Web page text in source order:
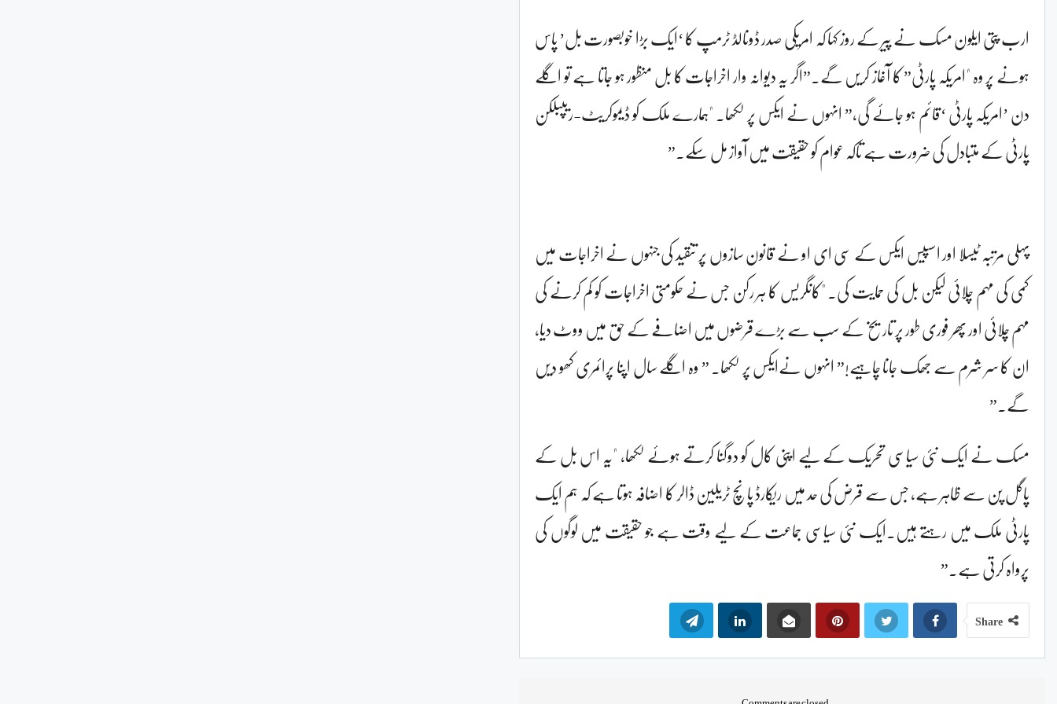
ارب پتی ایلون مسک نے پیر کے روز کہا کہ امریکی صدر ڈونالڈ ٹرمپ کا ‘ایک بڑا خوبصورت بل’ پاس
ہونے پر وہ "امریکہ پارٹی” کا آغاز کریں گے۔”اگر یہ دیوانہ وار اخراجات کا بل منظور ہو جاتا ہے تو اگلے
دن ’امریکہ پارٹی ‘قائم ہو جائے گی،” انہوں نے ایکس پر لکھا۔ "ہمارے ملک کو ڈیموکریٹ-ریپبلکن
پارٹی کے متبادل کی ضرورت ہے تاکہ عوام کو حقیقت میں آواز مل سکے۔”
پہلی مرتبہ ٹیسلا اور اسپیس ایکس کے سی ای او نے قانون سازوں پر تنقید کی جنہوں نے اخراجات میں
کمی کی مہم چلائی لیکن بل کی حمایت کی۔ "کانگریس کا ہر رکن جس نے حکومتی اخراجات کو کم کرنے کی
مہم چلائی اور پھر فوری طور پر تاریخ کے سب سے بڑے قرضوں میں اضافے کے حق میں ووٹ دیا،
ان کا سر شرم سے جھک جانا چاہیے!” انہوں نےایکس پر لکھا۔ ” وہ اگلے سال اپنا پرائمری کھو دیں
گے۔”
مسک نے ایک نئی سیاسی تحریک کے لیے اپنی کال کو دوگنا کرتے ہوئے لکھا، "یہ اس بل کے
پاگل پن سے ظاہر ہے، جس سے قرض کی حد میں ریکارڈ پانچ ٹریلین ڈالر کا اضافہ ہوتا ہے کہ ہم ایک
پارٹی ملک میں رہتے ہیں۔ایک نئی سیاسی جماعت کے لیے وقت ہے جو حقیقت میں لوگوں کی
پرواہ کرتی ہے.”
Share